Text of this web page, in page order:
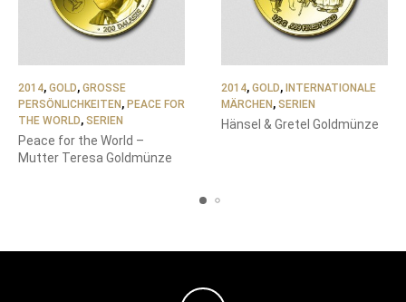
2014, GOLD, GROSSE P
ERSÖNLICHKEITEN
, PEACE FOR
THE WORLD, SERIEN
Peace for the World –
Mutter Teresa Goldmünze
2014, GOLD, INTERNATIONALE
MÄRCHEN , SERIEN
Hänsel & Gretel Goldmünze